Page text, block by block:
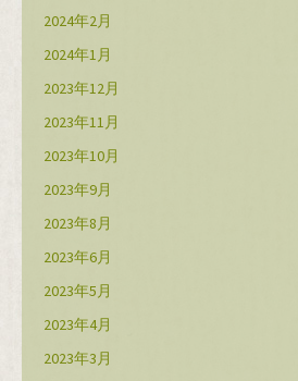
2024年2月
2024年1月
2023年12月
2023年11月
2023年10月
2023年9月
2023年8月
2023年6月
2023年5月
2023年4月
2023年3月